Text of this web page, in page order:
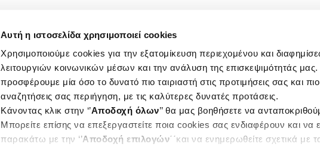
Αυτή η ιστοσελίδα χρησιμοποιεί cookies
Χρησιμοποιούμε cookies για την εξατομίκευση περιεχομένου και
λειτουργιών κοινωνικών μέσων και την ανάλυση της επισκεψιμότητάς μας.
προσφέρουμε μία όσο το δυνατό πιο ταιριαστή στις προτιμήσεις σας και
αναζητήσεις σας περιήγηση, με τις καλύτερες δυνατές προτάσεις.
Κάνοντας κλικ στην ‘’Αποδοχή όλων’’ θα μας βοηθήσετε να
Μπορείτε επίσης να επεξεργαστείτε ποια cookies σας ενδιαφέρουν και να
παρακάτω με την ‘’Αποδοχή επιλογών΄΄και να ενημερωθείτε σχετικά με